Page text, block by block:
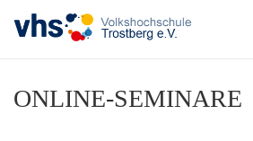
ONLINE-SEMINARE